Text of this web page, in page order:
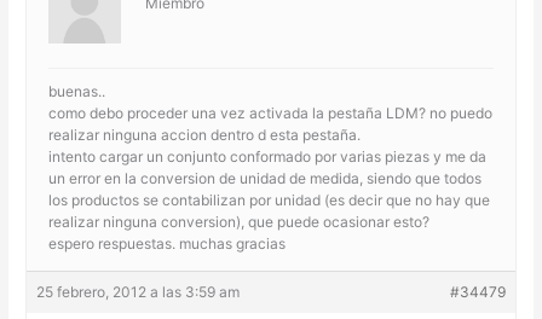
buenas..
como debo proceder una vez activada la pestaña LDM? no puedo
realizar ninguna accion dentro d esta pestaña.
intento cargar un conjunto conformado por varias piezas y me da
un error en la conversion de unidad de medida, siendo que todos
los productos se contabilizan por unidad (es decir que no hay que
realizar ninguna conversion), que puede ocasionar esto?
espero respuestas. muchas gracias
25 febrero, 2012 a las 3:59 am #34479